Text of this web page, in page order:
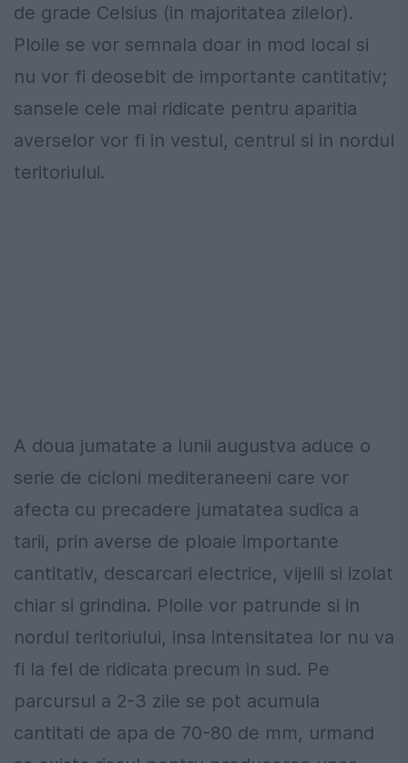
de grade Celsius (in majoritatea zilelor).
Ploile se vor semnala doar in mod local si
nu vor fi deosebit de importante cantitativ;
sansele cele mai ridicate pentru aparitia
averselor vor fi in vestul, centrul si in nordul
teritoriului.
A doua jumatate a lunii augustva aduce o
serie de cicloni mediteraneeni care vor
afecta cu precadere jumatatea sudica a
tarii, prin averse de ploaie importante
cantitativ, descarcari electrice, vijelii si izolat
chiar si grindina. Ploile vor patrunde si in
nordul teritoriului, insa intensitatea lor nu va
fi la fel de ridicata precum in sud. Pe
parcursul a 2-3 zile se pot acumula
cantitati de apa de 70-80 de mm, urmand